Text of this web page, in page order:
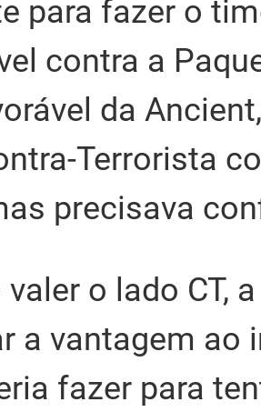
para fazer o
contra a
da
Terrorista
precisava
valer o lado CT,
a vantagem ao
fazer para